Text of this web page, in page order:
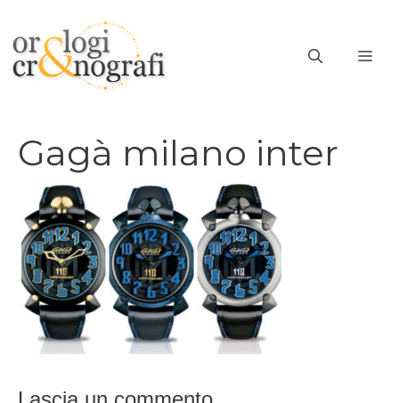
contenuto
Gagà milano inter